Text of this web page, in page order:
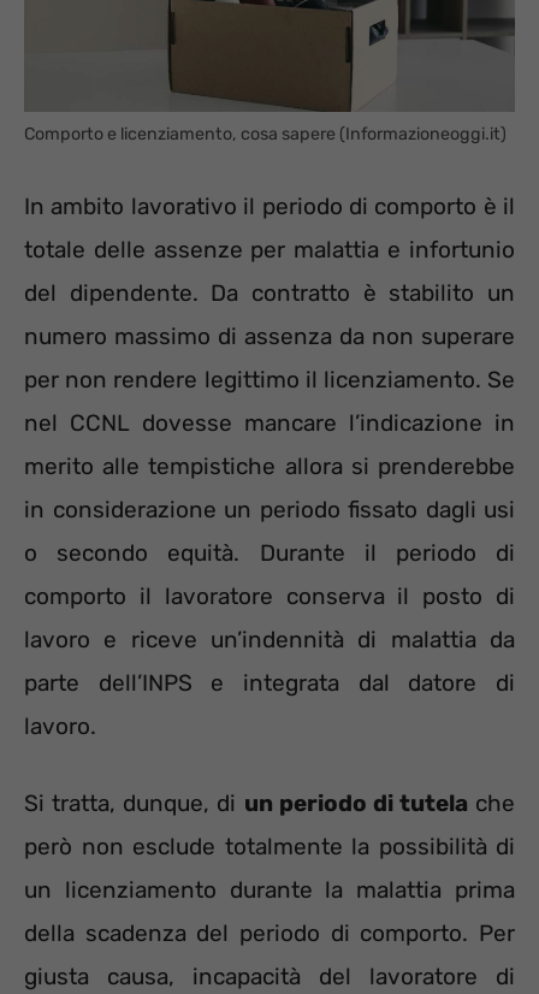
Comporto e licenziamento, cosa sapere (Informazioneoggi.it)
In ambito lavorativo il periodo di comporto è il
totale delle assenze per malattia e infortunio
del dipendente. Da contratto è stabilito un
numero massimo di assenza da non superare
per non rendere legittimo il licenziamento. Se
nel CCNL dovesse mancare l’indicazione in
merito alle tempistiche allora si prenderebbe
in considerazione un periodo fissato dagli usi
o secondo equità. Durante il periodo di
comporto il lavoratore conserva il posto di
lavoro e riceve un’indennità di malattia da
parte dell’INPS e integrata dal datore di
lavoro.
Si tratta, dunque, di un periodo di tutela che
però non esclude totalmente la possibilità di
un licenziamento durante la malattia prima
della scadenza del periodo di comporto. Per
giusta causa, incapacità del lavoratore di